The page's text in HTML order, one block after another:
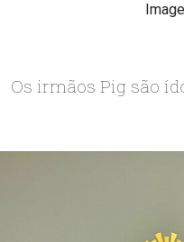
Os irmãos Pig são